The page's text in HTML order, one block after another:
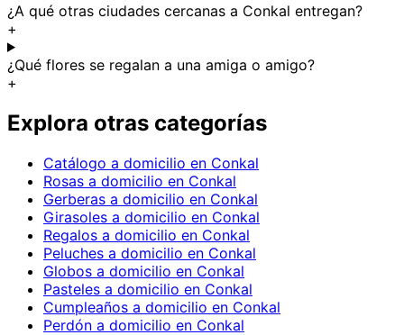
¿A qué otras ciudades cercanas a Conkal entregan?
+
¿Qué flores se regalan a una amiga o amigo?
+
Explora otras categorías
Catálogo a domicilio en Conkal
Rosas a domicilio en Conkal
Gerberas a domicilio en Conkal
Girasoles a domicilio en Conkal
Regalos a domicilio en Conkal
Peluches a domicilio en Conkal
Globos a domicilio en Conkal
Pasteles a domicilio en Conkal
Cumpleaños a domicilio en Conkal
Perdón a domicilio en Conkal